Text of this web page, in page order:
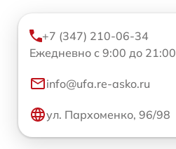
+7 (347) 210-06-34
Ежедневно с 9:00 до 21:00
info@ufa.re-asko.ru
ул. Пархоменко, 96/98